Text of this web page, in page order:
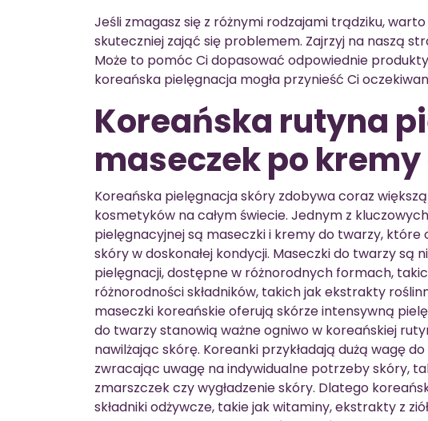
Jeśli zmagasz się z różnymi rodzajami trądziku,
skuteczniej zająć się problemem. Zajrzyj na naszą
Może to pomóc Ci dopasować odpowiednie
koreańska pielęgnacja mogła przynieść Ci
Koreańska rutyna
maseczek po
Koreańska pielęgnacja skóry zdobywa coraz
kosmetyków na całym świecie. Jednym z
pielęgnacyjnej są maseczki i kremy do twarzy,
skóry w doskonałej kondycji. Maseczki do twarzy są
pielęgnacji, dostępne w różnorodnych formach,
różnorodności składników, takich jak ekstrakty
maseczki koreańskie oferują skórze intensywną
do twarzy stanowią ważne ogniwo w koreańskiej
nawilżając skórę. Koreanki przykładają dużą wagę
zwracając uwagę na indywidualne potrzeby skóry,
zmarszczek czy wygładzenie skóry. Dlatego
składniki odżywcze, takie jak witaminy, ekstrakty z